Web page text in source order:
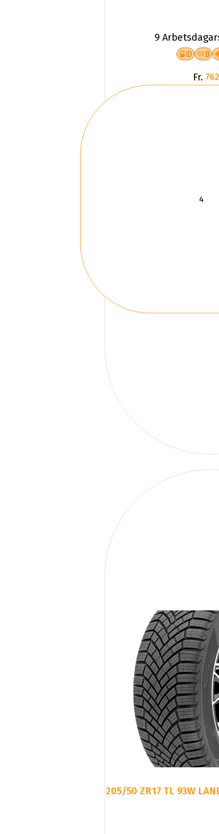
9
D B
Fr.
205/50 ZR17 TL 93W